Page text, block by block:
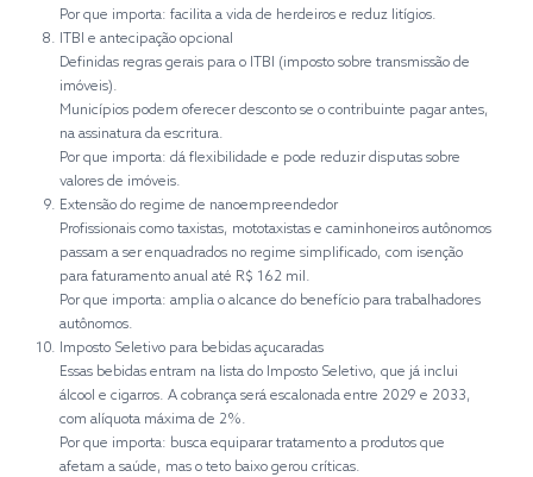
Por que importa: facilita a vida de herdeiros e reduz litígios.
ITBI e antecipação opcional
Definidas regras gerais para o ITBI (imposto sobre transmissão de
imóveis).
Municípios podem oferecer desconto se o contribuinte pagar antes,
na assinatura da escritura.
Por que importa: dá flexibilidade e pode reduzir disputas sobre
valores de imóveis.
Extensão do regime de nanoempreendedor
Profissionais como taxistas, mototaxistas e caminhoneiros autônomos
passam a ser enquadrados no regime simplificado, com isenção
para faturamento anual até R$ 162 mil.
Por que importa: amplia o alcance do benefício para trabalhadores
autônomos.
Imposto Seletivo para bebidas açucaradas
Essas bebidas entram na lista do Imposto Seletivo, que já inclui
álcool e cigarros. A cobrança será escalonada entre 2029 e 2033,
com alíquota máxima de 2%.
Por que importa: busca equiparar tratamento a produtos que
afetam a saúde, mas o teto baixo gerou críticas.